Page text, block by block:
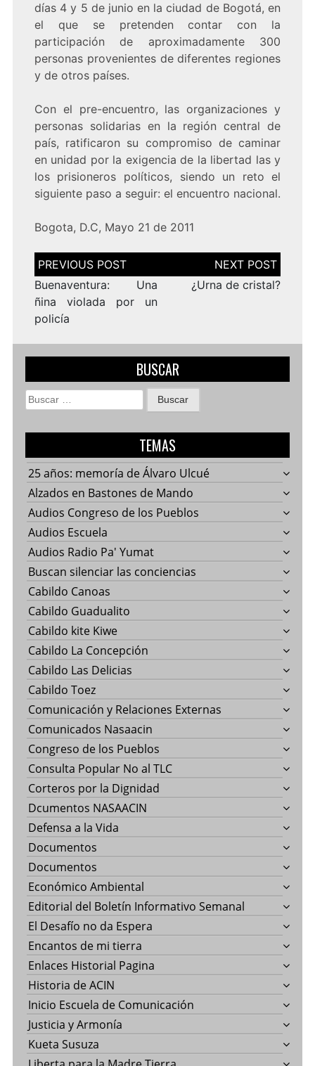
días 4 y 5 de junio en la ciudad de Bogotá, en
el que se pretenden contar con la
participación de aproximadamente 300
personas provenientes de diferentes regiones
y de otros países.
Con el pre-encuentro, las organizaciones y
personas solidarias en la región central de
país, ratificaron su compromiso de caminar
en unidad por la exigencia de la libertad las y
los prisioneros políticos, siendo un reto el
siguiente paso a seguir: el encuentro nacional.
Bogota, D.C, Mayo 21 de 2011
Navegación
de
entradas
Buenaventura: Una
ñina violada por un
policía
¿Urna de cristal?
BUSCAR
Buscar:
TEMAS
25 años: memoría de Álvaro Ulcué
Alzados en Bastones de Mando
Audios Congreso de los Pueblos
Audios Escuela
Audios Radio Pa' Yumat
Buscan silenciar las conciencias
Cabildo Canoas
Cabildo Guadualito
Cabildo kite Kiwe
Cabildo La Concepción
Cabildo Las Delicias
Cabildo Toez
Comunicación y Relaciones Externas
Comunicados Nasaacin
Congreso de los Pueblos
Consulta Popular No al TLC
Corteros por la Dignidad
Dcumentos NASAACIN
Defensa a la Vida
Documentos
Documentos
Económico Ambiental
Editorial del Boletín Informativo Semanal
El Desafío no da Espera
Encantos de mi tierra
Enlaces Historial Pagina
Historia de ACIN
Inicio Escuela de Comunicación
Justicia y Armonía
Kueta Susuza